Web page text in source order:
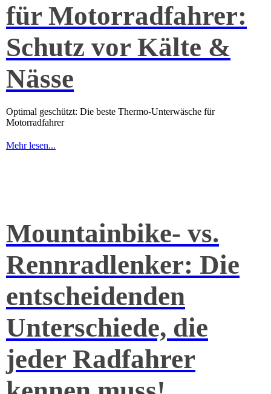
für Motorradfahrer:
Schutz vor Kälte &
Nässe
Optimal geschützt: Die beste Thermo-Unterwäsche für
Motorradfahrer
Mehr lesen...
Mountainbike- vs.
Rennradlenker: Die
entscheidenden
Unterschiede, die
jeder Radfahrer